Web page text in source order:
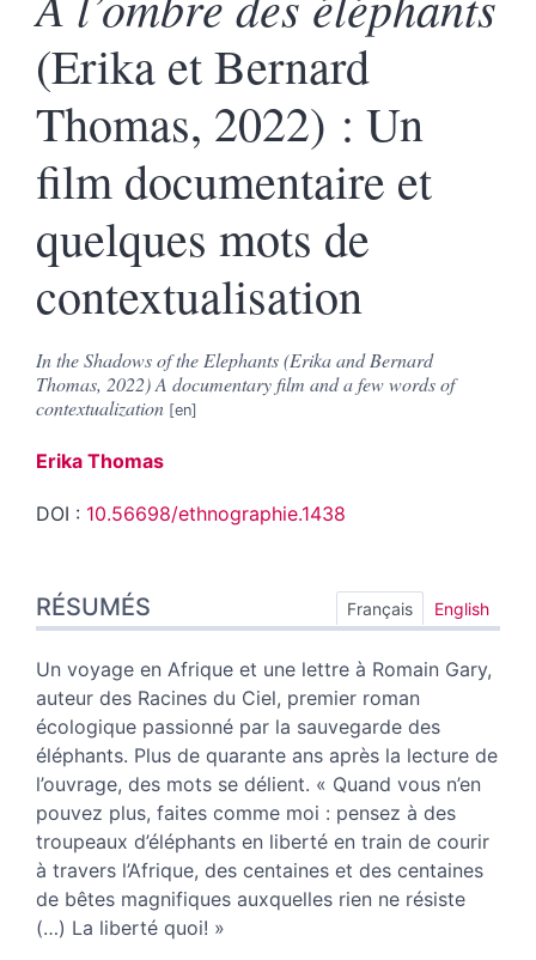
(Erika et Bernard
Thomas, 2022) : Un
film documentaire et
quelques mots de
contextualisation
In the Shadows of the Elephants (Erika and Bernard
Thomas, 2022) A documentary film and a few words of
contextualization
Erika Thomas
DOI : 10.56698/ethnographie.1438
Index
Plan
Texte
Bibliographie
Notes
Citer cet article
Auteur
RÉSUMÉS Français English
Un voyage en Afrique et une lettre à Romain Gary,
auteur des Racines du Ciel, premier roman
écologique passionné par la sauvegarde des
éléphants. Plus de quarante ans après la lecture de
l’ouvrage, des mots se délient. « Quand vous n’en
pouvez plus, faites comme moi : pensez à des
troupeaux d’éléphants en liberté en train de courir
à travers l’Afrique, des centaines et des centaines
de bêtes magnifiques auxquelles rien ne résiste
(…) La liberté quoi! »